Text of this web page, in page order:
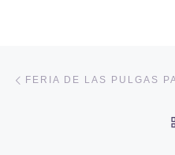
FERIA DE LAS PULGAS